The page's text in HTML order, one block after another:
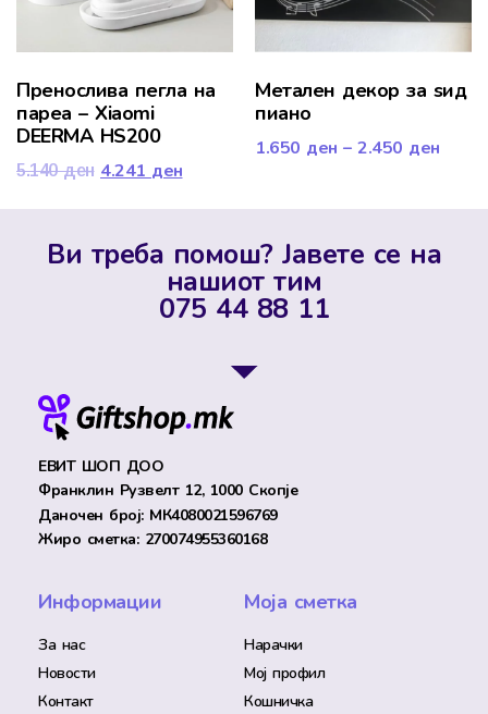
Пренослива пегла на
пареа – Xiaomi
DEERMA HS200
5.140ден 4.241 ден
Метален декор за ѕид
пиано
1.650 ден – 2.450 ден
Ви треба помош? Јавете се на
нашиот тим
075 44 88 11
ЕВИТ ШОП ДОО
Франклин Рузвелт 12, 1000 Скопје
Даночен број: МК4080021596769
Жиро сметка: 270074955360168
Информации
За нас
Новости
Контакт
Моја сметка
Нарачки
Мој профил
Кошничка